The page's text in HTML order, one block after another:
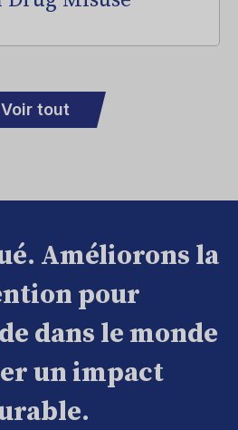
Voir tout
Améliorons la
pour
dans le monde
un impact